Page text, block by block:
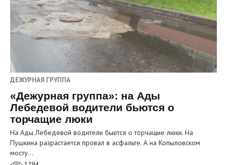
ДЕЖУРНАЯ ГРУППА
«Дежурная группа»: на Ады
Лебедевой водители бьются о
торчащие люки
На Ады Лебедевой водители бьются о торчащие люки. На
Пушкина разрастается провал в асфальте. А на Копыловском
мосту…